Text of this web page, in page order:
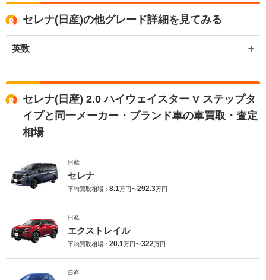
セレナ(日産)の他グレード詳細を見てみる
英数
セレナ(日産) 2.0 ハイウェイスター V ステップタ
イプと同一メーカー・ブランド車の車買取・査定
相場
日産
セレナ
平均買取相場： 8.1万円〜292.3万円
日産
エクストレイル
平均買取相場： 20.1万円〜322万円
日産